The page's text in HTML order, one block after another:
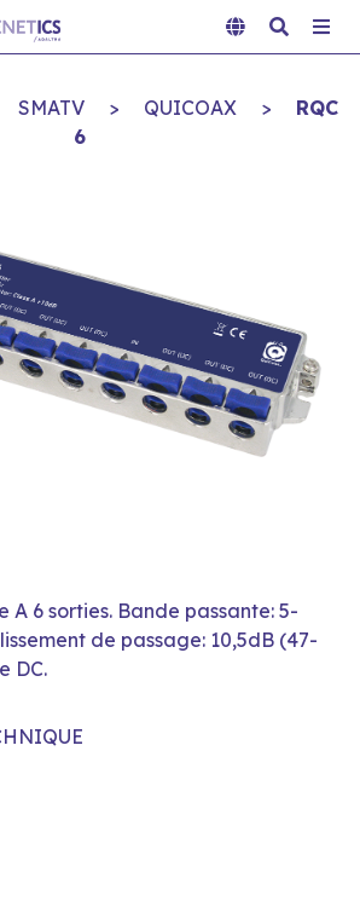
SMATV > QUICOAX >
RQC
6
A 6 sorties. Bande passante: 5-
de passage: 10,5dB (47-
DC.